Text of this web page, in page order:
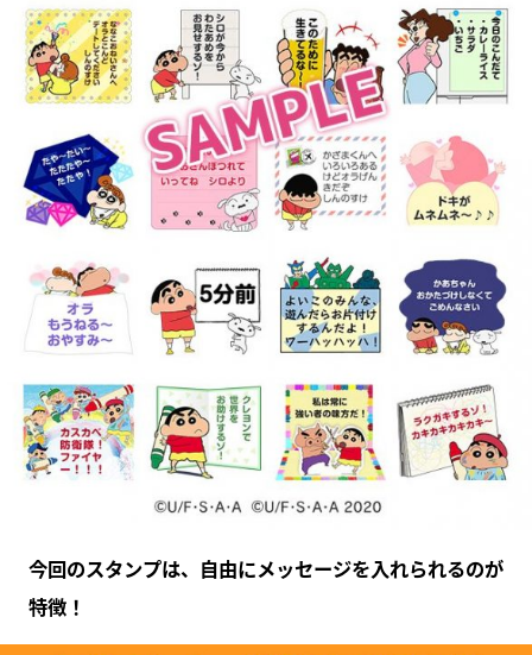
今回のスタンプは、自由にメッセージを入れられるのが
特徴！